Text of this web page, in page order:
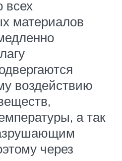
всех
материалов
воздействию
а так
через